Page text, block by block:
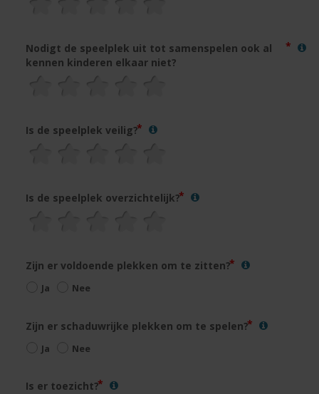
Nodigt de speelplek uit tot samenspelen ook al
kennen kinderen elkaar niet?
Is de speelplek veilig?
Is de speelplek overzichtelijk?
Zijn er voldoende plekken om te zitten?
Ja Nee
Zijn er schaduwrijke plekken om te spelen?
Ja Nee
Is er toezicht?